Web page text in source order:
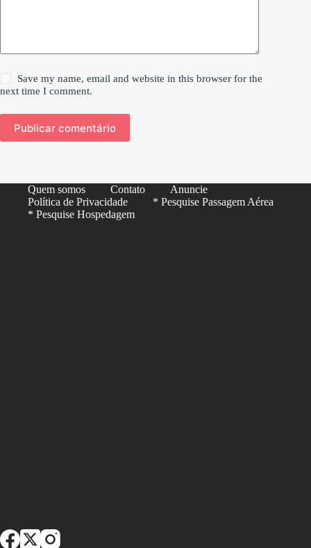
Save my name, email and website in this browser for the
next time I comment.
Publicar comentário
Quem somos Contato
Anuncie
Política de Privacidade
* Pesquise Passagem Aérea
* Pesquise Hospedagem